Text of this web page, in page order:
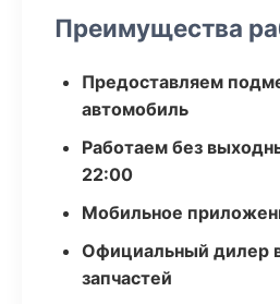
Преимущества
Предоставляем
автомобиль
Работаем без
22:00
Мобильное
Официальный дилер
запчастей